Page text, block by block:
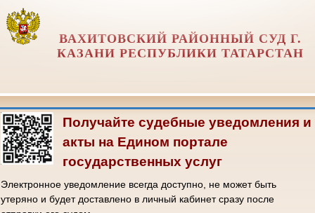
ВАХИТОВСКИЙ РАЙОННЫЙ СУД Г.
КАЗАНИ РЕСПУБЛИКИ ТАТАРСТАН
Получайте судебные уведомления и
акты на Едином портале
государственных услуг
Электронное уведомление всегда доступно, не может быть
утеряно и будет доставлено в личный кабинет сразу после